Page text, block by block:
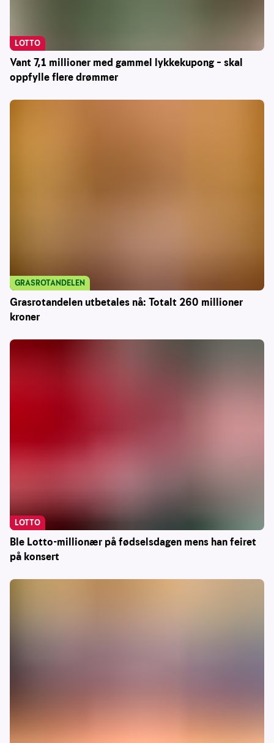
Vant 7,1 millioner med gammel lykkekupong – skal
oppfylle flere drømmer
LOTTO
Grasrotandelen utbetales nå: Totalt 260 millioner
kroner
GRASROTANDELEN
Ble Lotto-millionær på fødselsdagen mens han feiret
på konsert
LOTTO